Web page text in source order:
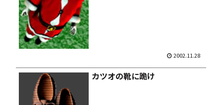
2002.11.28
カツオの靴に跪け